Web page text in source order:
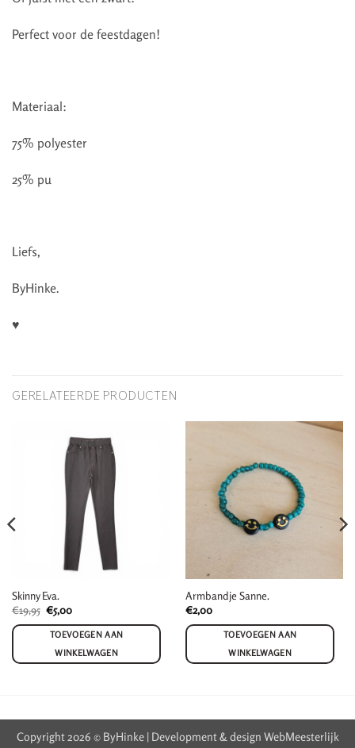
Perfect voor de feestdagen!
Materiaal:
75% polyester
25% pu
Liefs,
ByHinke.
♥
GERELATEERDE PRODUCTEN
Skinny Eva.
€19,95 Oorspronkelijke
prijs
was:
€19,95.
€5,00Huidige
is:
€5,00.
TOEVOEGEN AAN
WINKELWAGEN
Armbandje Sanne.
€2,00
TOEVOEGEN AAN
WINKELWAGEN
Copyright 2026 © ByHinke | Development & design WebMeesterlijk